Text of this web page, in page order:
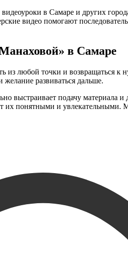
в Самаре и других
видео помогают
в Самаре
из любой точки и возвращаться
желание развиваться дальше.
выстраивает подачу материала
понятными и увлекательными.